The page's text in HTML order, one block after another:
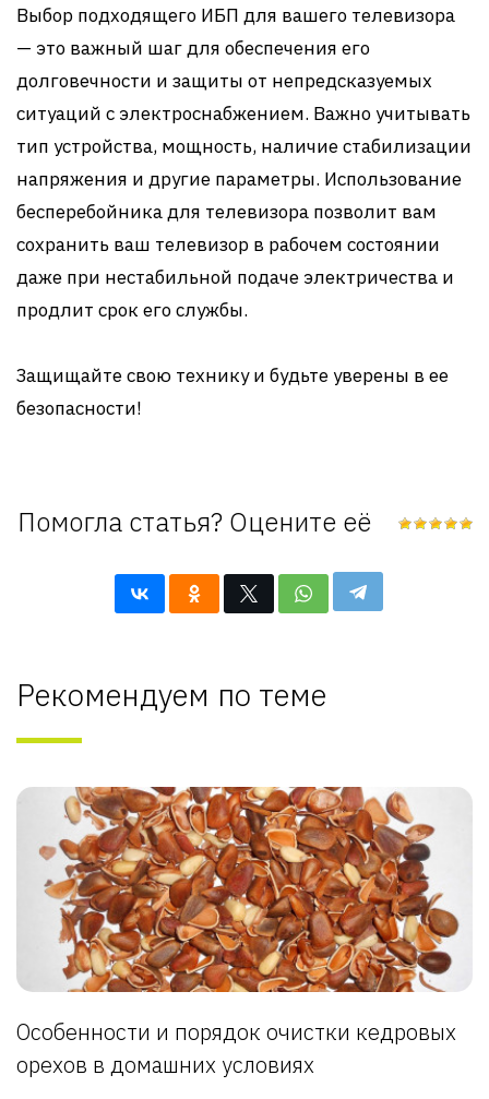
Выбор подходящего ИБП для вашего телевизора
— это важный шаг для обеспечения его
долговечности и защиты от непредсказуемых
ситуаций с электроснабжением. Важно учитывать
тип устройства, мощность, наличие стабилизации
напряжения и другие параметры. Использование
бесперебойника для телевизора позволит вам
сохранить ваш телевизор в рабочем состоянии
даже при нестабильной подаче электричества и
продлит срок его службы.
Защищайте свою технику и будьте уверены в ее
безопасности!
Помогла статья? Оцените её
Рекомендуем по теме
Особенности и порядок очистки кедровых
орехов в домашних условиях